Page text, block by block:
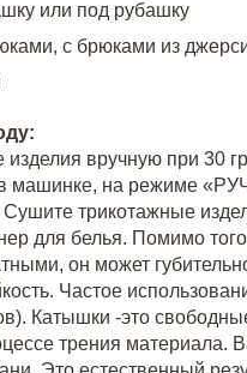
или под рубашку
с брюками из
вручную при 30
в машинке, на режиме
трикотажные
для белья. Помимо
он может
Частое
Катышки -это
трения материала.